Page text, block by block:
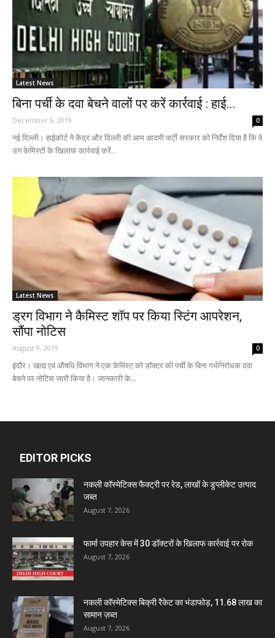
Latest News
बिना पर्ची के दवा बेचने वालों पर करें कार्रवाई : हाई...
December 6, 2019 0
नई दिल्ली। हाईकोर्ट ने केंद्र और दिल्ली की आम आदमी पार्टी सरकार को निर्देश दिया है कि वे
उन केमिस्टों के खिलाफ कार्रवाई करें...
Latest News
ड्रग विभाग ने कैमिस्ट शॉप पर किया स्टिंग आपरेशन,
सौंपा नोटिस
August 9, 2019 0
इंदौर। खाद्य एवं औषधि विभाग ने एक केमिस्ट को डॉक्टर की पर्ची के बिना गर्भनिरोधक दवा
बेचने पर नोटिस जारी किया है। जानकारी के...
EDITOR PICKS
नकली कॉस्मेटिक्स फैक्ट्री पर रेड, लाखों के डुप्लीकेट उत्पाद
जब्त
August 7, 2026
फार्मा उपहार केस में 30 डॉक्टरों के खिलाफ कार्रवाई पर रोक
August 7, 2026
नकली कॉस्मेटिक्स बिक्री रैकेट का भंडाफोड़, 11.68 लाख का
सामान ज़ब्त
August 7, 2026